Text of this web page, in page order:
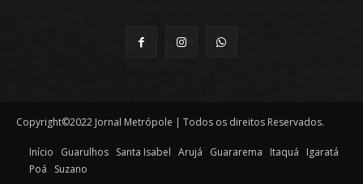
Copyright©2022 Jornal Metrópole | Todos os direitos Reservados.
Início Guarulhos Santa Isabel Arujá Guararema Itaquá
Igaratá
Poá
Suzano